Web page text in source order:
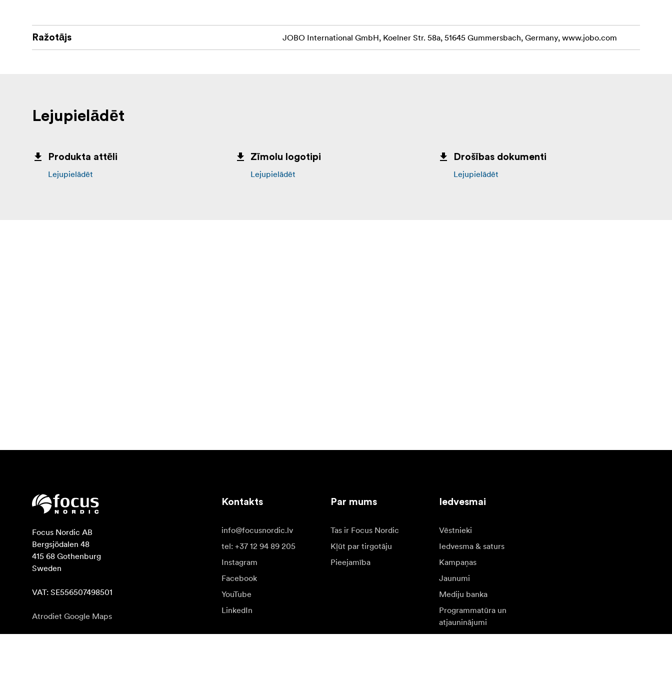
Ražotājs JOBO International GmbH, Koelner Str. 58a, 51645 Gummersbach, Germany, www.jobo.com
Lejupielādēt
Produkta attēli
Lejupielādēt
Zīmolu logotipi
Lejupielādēt
Drošības dokumenti
Lejupielādēt
Focus Nordic AB
Bergsjödalen 48
415 68 Gothenburg
Sweden
VAT: SE556507498501
Atrodiet Google Maps
Kontakts
info@focusnordic.lv
tel: +37 12 94 89 205
Instagram
Facebook
YouTube
LinkedIn
Par mums
Tas ir Focus Nordic
Kļūt par tirgotāju
Pieejamība
Iedvesmai
Vēstnieki
Iedvesma & saturs
Kampaņas
Jaunumi
Mediju banka
Programmatūra un
atjauninājumi